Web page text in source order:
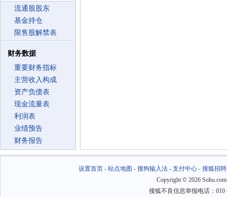
流通股股东
基金持仓
限售股解禁表
财务数据
重要财务指标
主营收入构成
资产负债表
现金流量表
利润表
业绩预告
财务报告
设置首页- 站点地图 - 搜狗输入法- 支付中心- 搜狐招聘
Copyright © 2026
搜狐不良信息举报电话：010